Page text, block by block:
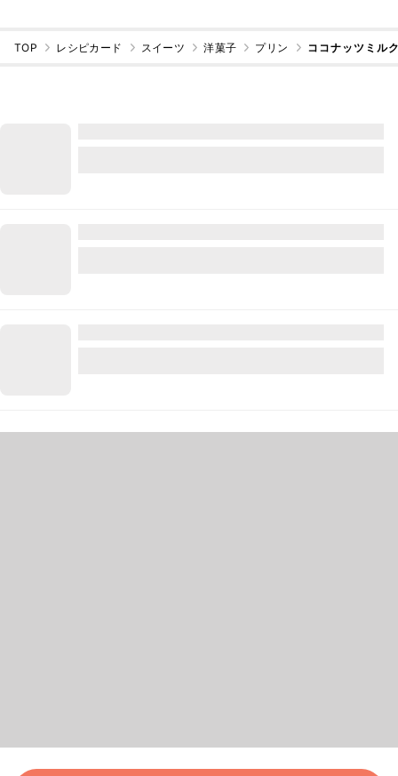
TOP レシピカード スイーツ 洋菓子 プリン ココナッツミル